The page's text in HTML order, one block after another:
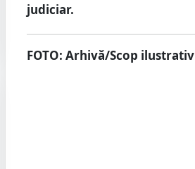
judiciar.
FOTO: Arhivă/Scop ilustrativ